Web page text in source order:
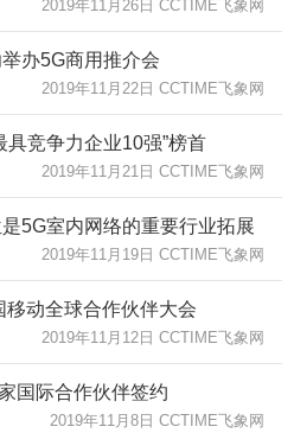
2019年11月26日 CCTIME飞象网
办5G商用推介会
2019年11月22日 CCTIME飞象网
具竞争力企业10强”榜首
2019年11月21日 CCTIME飞象网
5G室内网络的重要行业拓展
2019年11月19日 CCTIME飞象网
动全球合作伙伴大会
2019年11月12日 CCTIME飞象网
国际合作伙伴签约
2019年11月8日 CCTIME飞象网